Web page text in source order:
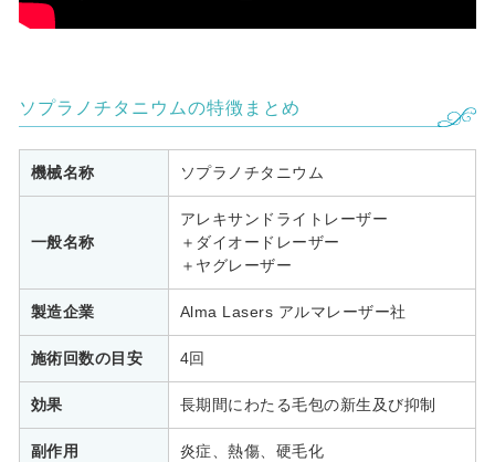
ソプラノチタニウムの特徴まとめ
機械名称 ソプラノチタニウム
一般名称
アレキサンドライトレーザー
＋ダイオードレーザー
＋ヤグレーザー
製造企業 Alma Lasers アルマレーザー社
施術回数の目安 4回
効果 長期間にわたる毛包の新生及び抑制
副作用 炎症、熱傷、硬毛化